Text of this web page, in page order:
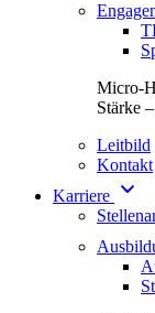
Micro-
Stärke
Leitbild
Kontakt
Karriere